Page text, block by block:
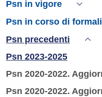
Psn in vigore
Psn in corso di
Psn precedenti
Active
Psn 2023-2025
Psn 2020-2022.
Psn 2020-2022.